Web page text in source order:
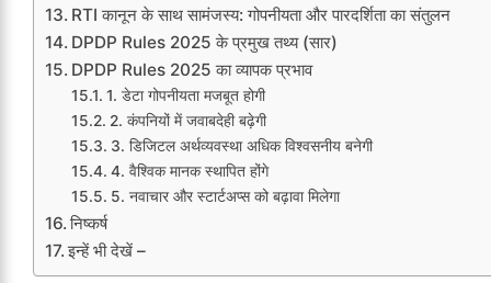
RTI कानून के साथ सामंजस्य: गोपनीयता और पारदर्शिता का संतुलन
DPDP Rules 2025 के प्रमुख तथ्य (सार)
DPDP Rules 2025 का व्यापक प्रभाव
1. डेटा गोपनीयता मजबूत होगी
2. कंपनियों में जवाबदेही बढ़ेगी
3. डिजिटल अर्थव्यवस्था अधिक विश्वसनीय बनेगी
4. वैश्विक मानक स्थापित होंगे
5. नवाचार और स्टार्टअप्स को बढ़ावा मिलेगा
निष्कर्ष
इन्हें भी देखें –